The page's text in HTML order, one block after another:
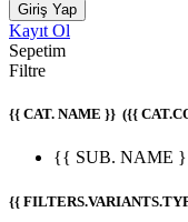
Giriş Yap
Kayıt Ol
Sepetim
Filtre
{{ CAT. NAME }} ({{
{{ SUB. NAME
{{